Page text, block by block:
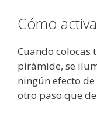
Cómo
Cuando colocas
pirámide, se
ningún efecto
otro paso que